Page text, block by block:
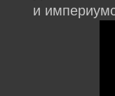
и